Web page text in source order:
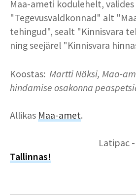
Maa-ameti kodulehelt, valides
"Tegevusvaldkonnad" alt
tehingud", sealt "Kinnisvara
ning seejärel "Kinnisvara
Koostas: Martti Näksi, Maa-
hindamise osakonna
Allikas Maa-amet.
Latipac -
Tallinnas!